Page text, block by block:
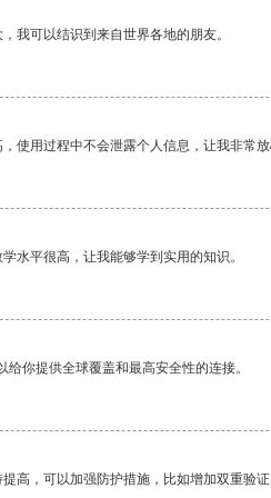
我可以结识到来自世界各地的朋友。
使用过程中不会泄露个人信息，让我非常
水平很高，让我能够学到实用的知识。
你提供全球覆盖和最高安全性的连接。
高，可以加强防护措施，比如增加双重验